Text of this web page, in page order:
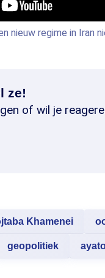
nieuw regime in Iran
ze!
of wil je
Khamenei
geopolitiek